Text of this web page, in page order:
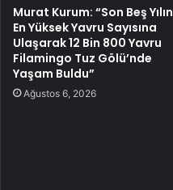
Murat Kurum: “Son Beş Yılın
En Yüksek Yavru Sayısına
Ulaşarak 12 Bin 800 Yavru
Filamingo Tuz Gölü’nde
Yaşam Buldu”
Ağustos 6, 2026